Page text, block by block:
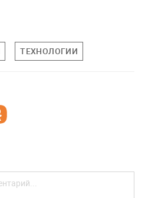
ТЕХНОЛОГИИ